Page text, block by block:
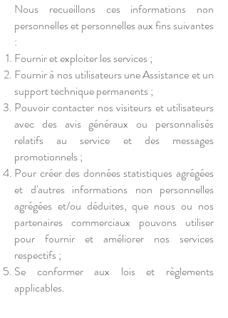
Nous recueillons ces informations non
personnelles et personnelles aux fins suivantes
:
Fournir et exploiter les services ;
Fournir à nos utilisateurs une Assistance et un
support technique permanents ;
Pouvoir contacter nos visiteurs et utilisateurs
avec des avis généraux ou personnalisés
relatifs au service et des messages
promotionnels ;
Pour créer des données statistiques agrégées
et d'autres informations non personnelles
agrégées et/ou déduites, que nous ou nos
partenaires commerciaux pouvons utiliser
pour fournir et améliorer nos services
respectifs ;
Se conformer aux lois et règlements
applicables.